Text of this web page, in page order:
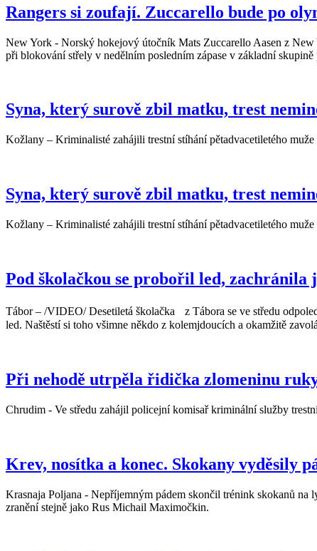
Rangers si zoufají. Zuccarello bude po
New York - Norský hokejový útočník Mats Zuccarello Aasen z
při blokování střely v nedělním posledním zápase v základní
Syna, který surově zbil matku, trest
Kožlany – Kriminalisté zahájili trestní stíhání pětadvacetiletého
Syna, který surově zbil matku, trest
Kožlany – Kriminalisté zahájili trestní stíhání pětadvacetiletého
Pod školačkou se probořil led, zachránila
Tábor – /VIDEO/ Desetiletá školačka z Tábora se ve středu
led. Naštěstí si toho všimne někdo z kolemjdoucích a okamžitě
Při nehodě utrpěla řidička zlomeninu
Chrudim - Ve středu zahájil policejní komisař kriminální služby
Krev, nosítka a konec. Skokany vyděsily
Krasnaja Poljana - Nepříjemným pádem skončil trénink skokanů
zranění stejně jako Rus Michail Maximočkin.